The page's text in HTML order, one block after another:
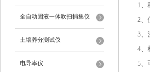
全自动固液一体吹扫捕集仪
土壤养分测试仪
电导率仪
1、
2、
3、
4、
5、